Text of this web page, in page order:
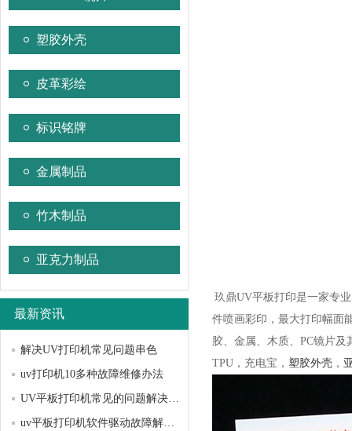
塑胶外壳
皮革彩绘
标识铭牌
金属制品
竹木制品
亚克力制品
最新资讯
解决UV打印机常见问题串色
uv打印机10多种故障维修办法
UV平板打印机常见的问题解决方法？
uv平板打印机软件驱动故障解决办法
玖鼎UV平板打印是一家专
件喷画彩印，最大打印幅面
胶、金属、木质、PC镜片
TPU，充电宝， 塑胶外壳 ，